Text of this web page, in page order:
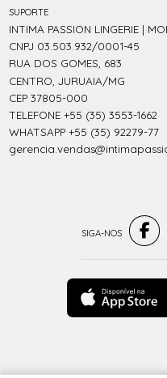
SUPORTE
INTIMA PASSION LINGERIE |
CNPJ 03.503.932/0001-45
RUA DOS GOMES, 683
CENTRO, JURUAIA/MG
CEP 37805-000
TELEFONE +55 (35) 3553-1662
WHATSAPP +55 (35) 92279-77